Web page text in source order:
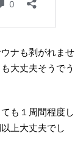
ナも剥がれませ
大丈夫そうでう
も１周間程度し
上大丈夫でし